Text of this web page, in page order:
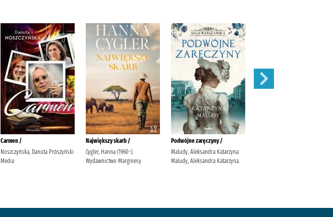
Carmen /
Noszczyńska, Danuta Prószyński
Media
Największy skarb /
Cygler, Hanna (1960-).
Wydawnictwo Marginesy
Podwójne zaręczyny /
Maludy, Aleksandra Katarzyna
Maludy, Aleksandra Katarzyna.